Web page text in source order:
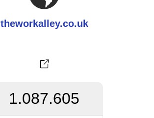
theworkalley.co.uk
1.087.605